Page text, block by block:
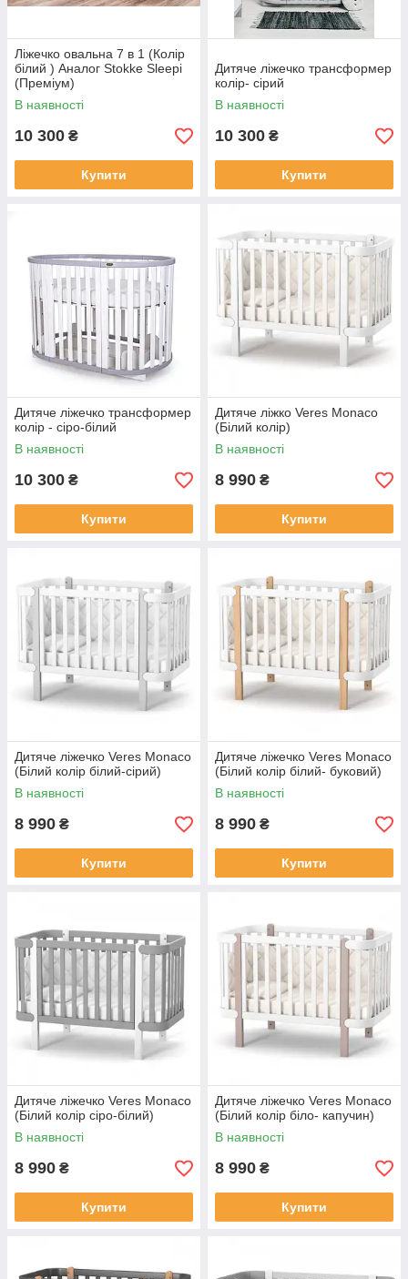
Ліжечко овальна 7 в 1 (Колір
білий ) Аналог Stokke Sleepi
(Преміум)
В наявності
10 300 ₴
Купити
Дитяче ліжечко трансформер
колір- сірий
В наявності
10 300 ₴
Купити
Дитяче ліжечко трансформер
колір - сіро-білий
В наявності
10 300 ₴
Купити
Дитяче ліжко Veres Monaco
(Білий колір)
В наявності
8 990 ₴
Купити
Дитяче ліжечко Veres Monaco
(Білий колір білий-сірий)
В наявності
8 990 ₴
Купити
Дитяче ліжечко Veres Monaco
(Білий колір білий- буковий)
В наявності
8 990 ₴
Купити
Дитяче ліжечко Veres Monaco
(Білий колір сіро-білий)
В наявності
8 990 ₴
Купити
Дитяче ліжечко Veres Monaco
(Білий колір біло- капучин)
В наявності
8 990 ₴
Купити